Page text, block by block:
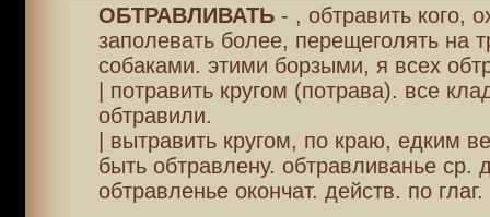
ОБТРАВЛИВАТЬ- , обтравить кого,
заполевать более, перещеголять на
собаками. этими борзыми, я всех
| потравить кругом (потрава). все
обтравили.
| вытравить кругом, по краю, едким
быть обтравлену. обтравливанье ср.
обтравленье окончат. действ. по глаг.